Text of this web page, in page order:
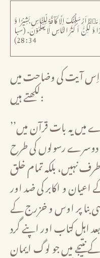
اَرۡسَلۡنٰکَ اِلَّا کَآفَّۃً لِّلنَّاسِ بَشِیۡرًا وَّ
وَّ لٰکِنَّ اَکۡثَرَ النَّاسِ لَا یَعۡلَمُوۡنَ. (سبا
34: 28)
اِس آیت کی وضاحت میں
لکھتے ہیں:
’’نبی صلی اللہ علیہ وسلم کے بارے میں یہ بات قرآن میں
دوسرے رسولوں کی طرح
نہیں، بلکہ تمام خلق
و اکابر کی ضد اور
بنا پر اوس و خزرج کے
اہل کتاب اور اپنے گرد
میں جو لوگ ایمان